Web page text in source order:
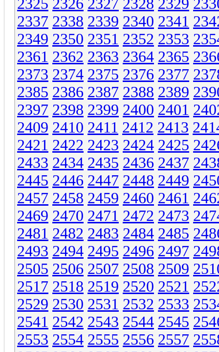
2325 2326 2327 2328 2329
2337 2338 2339 2340 2341
2349 2350 2351 2352 2353
2361 2362 2363 2364 2365
2373 2374 2375 2376 2377
2385 2386 2387 2388 2389
2397 2398 2399 2400 2401
2409 2410 2411 2412 2413
2421 2422 2423 2424 2425
2433 2434 2435 2436 2437
2445 2446 2447 2448 2449
2457 2458 2459 2460 2461
2469 2470 2471 2472 2473
2481 2482 2483 2484 2485
2493 2494 2495 2496 2497
2505 2506 2507 2508 2509
2517 2518 2519 2520 2521
2529 2530 2531 2532 2533
2541 2542 2543 2544 2545
2553 2554 2555 2556 2557